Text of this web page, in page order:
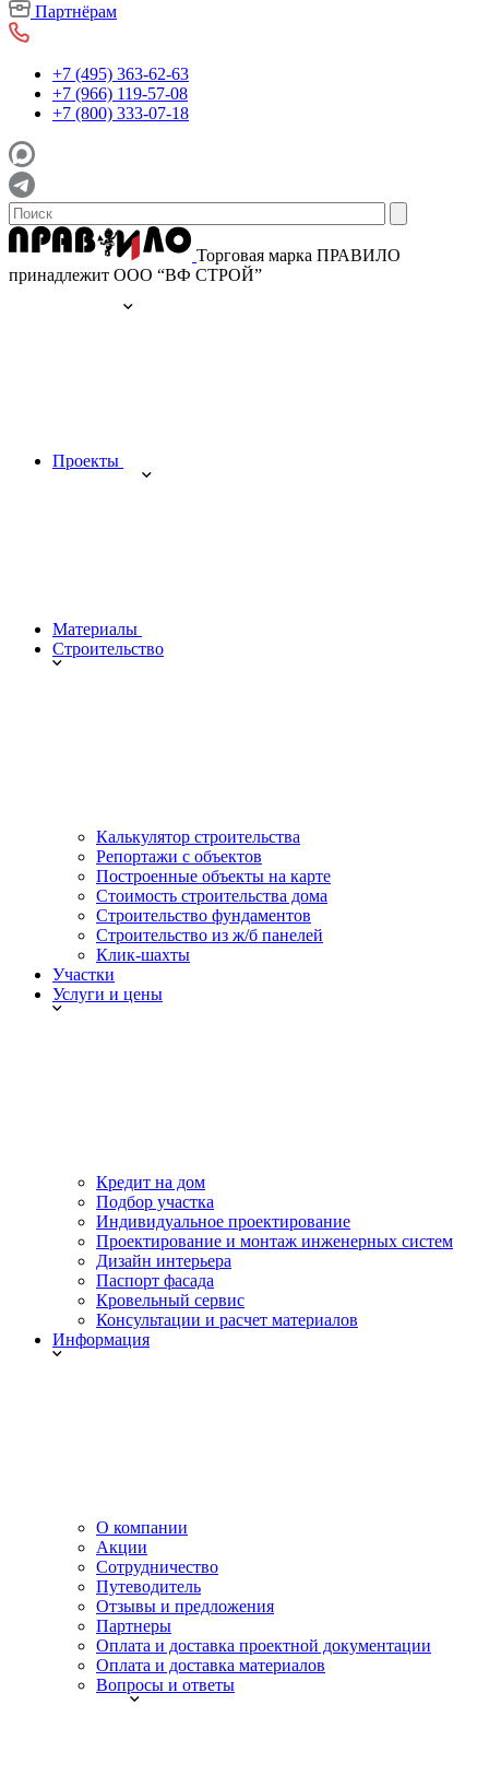
Партнёрам
+7 (495) 363-62-63
+7 (966) 119-57-08
+7 (800) 333-07-18
Торговая марка ПРАВИЛО
принадлежит ООО “ВФ СТРОЙ”
Проекты
Материалы
Строительство
Калькулятор строительства
Репортажи с объектов
Построенные объекты на карте
Стоимость строительства дома
Строительство фундаментов
Строительство из ж/б панелей
Клик-шахты
Участки
Услуги и цены
Кредит на дом
Подбор участка
Индивидуальное проектирование
Проектирование и монтаж инженерных систем
Дизайн интерьера
Паспорт фасада
Кровельный сервис
Консультации и расчет материалов
Информация
О компании
Акции
Сотрудничество
Путеводитель
Отзывы и предложения
Партнеры
Оплата и доставка проектной документации
Оплата и доставка материалов
Вопросы и ответы